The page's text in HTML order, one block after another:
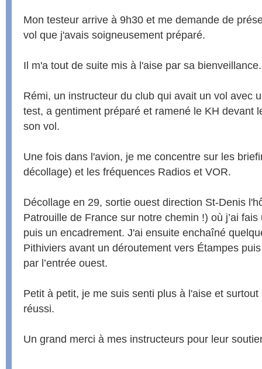
Mon testeur arrive à 9h30 et me demande de
vol que j'avais soigneusement préparé.
Il m'a tout de suite mis à l'aise par sa bienveillance.
Rémi, un instructeur du club qui avait un vol avec
test, a gentiment préparé et ramené le KH devant
son vol.
Une fois dans l'avion, je me concentre sur les
décollage) et les fréquences Radios et VOR.
Décollage en 29, sortie ouest direction St-Denis
Patrouille de France sur notre chemin !) où j’ai
puis un encadrement. J'ai ensuite enchaîné
Pithiviers avant un déroutement vers Étampes
par l’entrée ouest.
Petit à petit, je me suis senti plus à l'aise et
réussi.
Un grand merci à mes instructeurs pour leur